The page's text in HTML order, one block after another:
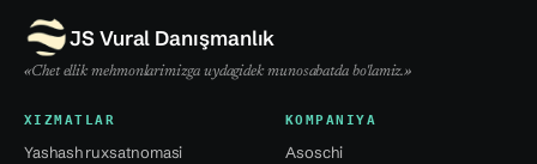
JS Vural Danışmanlık
«Chet ellik mehmonlarimizga uydagidek munosabatda bo'lamiz.»
XIZMATLAR
Yashash ruxsatnomasi
KOMPANIYA
Asoschi